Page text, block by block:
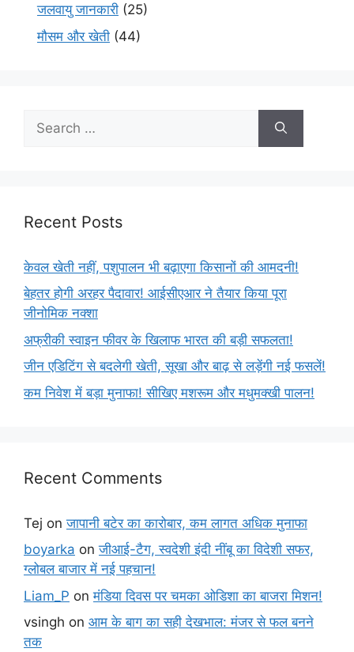
जलवायु जानकारी (25)
मौसम और खेती (44)
Recent Posts
केवल खेती नहीं, पशुपालन भी बढ़ाएगा किसानों की आमदनी!
बेहतर होगी अरहर पैदावार! आईसीएआर ने तैयार किया पूरा
जीनोमिक नक्शा
अफ्रीकी स्वाइन फीवर के खिलाफ भारत की बड़ी सफलता!
जीन एडिटिंग से बदलेगी खेती, सूखा और बाढ़ से लड़ेंगी नई फसलें!
कम निवेश में बड़ा मुनाफा! सीखिए मशरूम और मधुमक्खी पालन!
Recent Comments
Tej onजापानी बटेर का कारोबार, कम लागत अधिक मुनाफा
boyarka onजीआई-टैग, स्वदेशी इंदी नींबू का विदेशी सफर,
ग्लोबल बाजार में नई पहचान!
Liam_P onमंडिया दिवस पर चमका ओडिशा का बाजरा मिशन!
vsingh on आम के बाग का सही देखभाल: मंजर से फल बनने
तक